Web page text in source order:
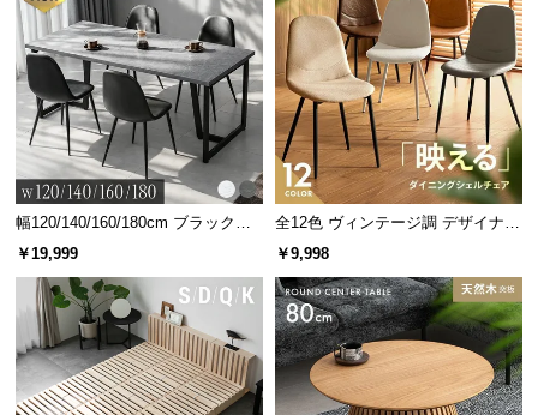
幅120/140/160/180cm ブラックフ
レーム ダイニング 大理石調 4人掛
￥19,999
全12色 ヴィンテージ調 デザイナー
ズシェルチェア
￥9,998